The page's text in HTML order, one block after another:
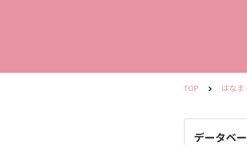
TOP はな
データベ